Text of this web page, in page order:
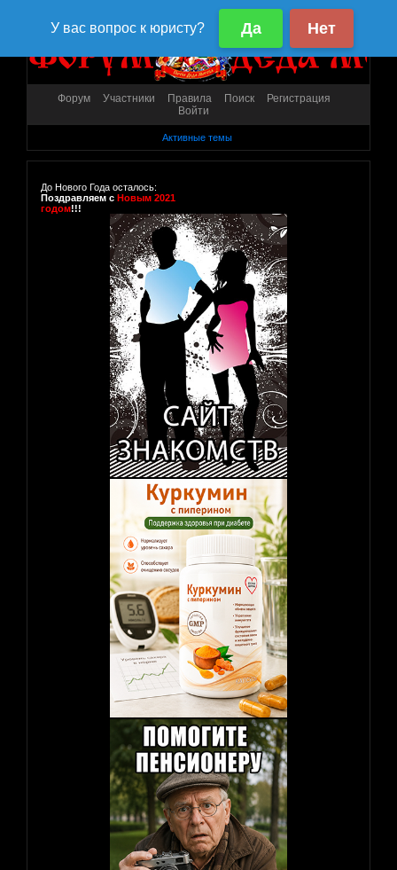
Форум Участники Правила Поиск
Регистрация
Войти
Активные темы
До Нового Года осталось:
Поздравляем с Новым 2021
годом!!!